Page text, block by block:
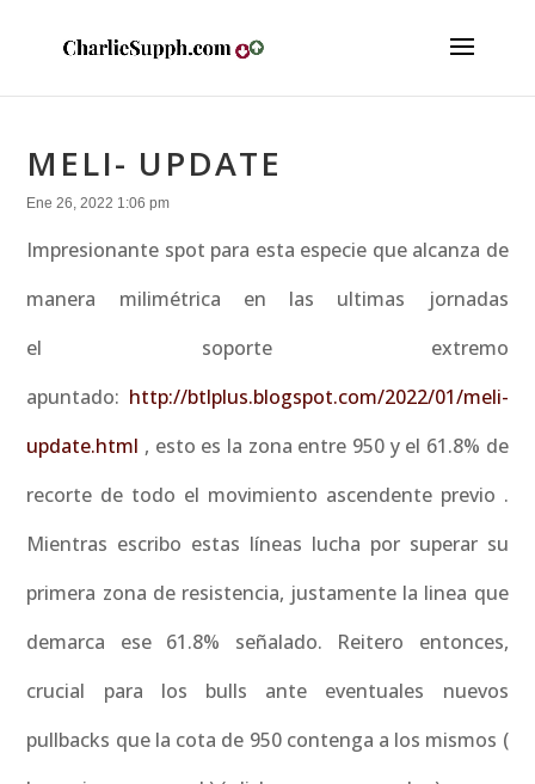
MELI- UPDATE
Ene 26, 2022 1:06 pm
Impresionante spot para esta especie que alcanza de
manera milimétrica en las ultimas jornadas
el soporte extremo
apuntado: http://btlplus.blogspot.com/2022/01/meli-
update.html , esto es la zona entre 950 y el 61.8% de
recorte de todo el movimiento ascendente previo .
Mientras escribo estas líneas lucha por superar su
primera zona de resistencia, justamente la linea que
demarca ese 61.8% señalado. Reitero entonces,
crucial para los bulls ante eventuales nuevos
pullbacks que la cota de 950 contenga a los mismos (